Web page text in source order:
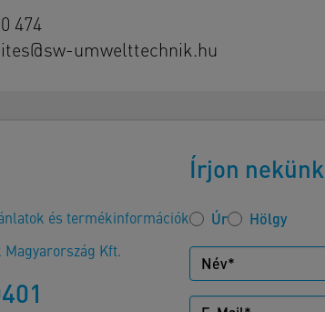
474
umwelttechnik.hu
és termékinformációk
Kft.
Írjon nekünk
Úr Hölgy